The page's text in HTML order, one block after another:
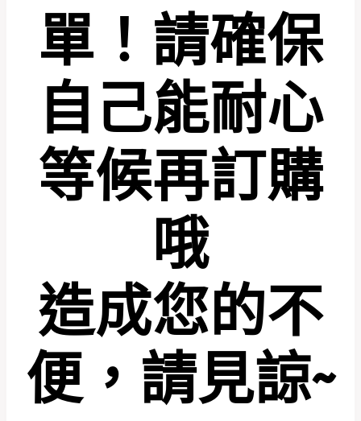
單！請確保
自己能耐心
等候再訂購
哦
造成您的不
便，請見諒~